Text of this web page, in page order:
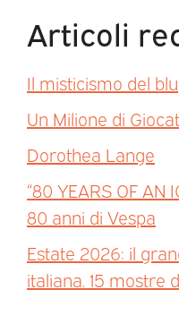
Articoli
Il misticismo del blu
Un Milione di
Dorothea Lange
“80 YEARS OF AN
80 anni di Vespa
Estate 2026: il
italiana. 15 mostre